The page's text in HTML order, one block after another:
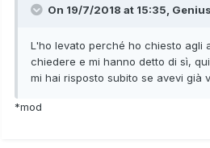
On 19/7/2018 at 15:35, Genius
L'ho levato perché ho chiesto agli
chiedere e mi hanno detto di sì,
mi hai risposto subito se avevi già
*mod